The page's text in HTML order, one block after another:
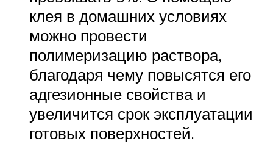
клея в домашних условиях
можно провести
полимеризацию раствора,
благодаря чему повысятся его
адгезионные свойства и
увеличится срок эксплуатации
готовых поверхностей.